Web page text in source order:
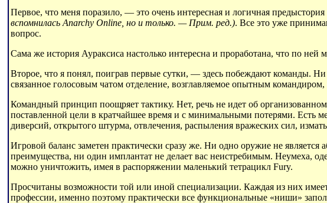
Первое, что меня поразило, — это очень интересная и логичная
вспомнилась Anarchy Online, но и только. — Прим. ред.). Все это уже
вопрос.
Сама же история Аураксиса настолько интересна и проработана, что по
Второе, что я понял, поиграв первые сутки, — здесь побеждают команды.
связанное голосовым чатом отделение, возглавляемое опытным командиром,
Командный принцип поощряет тактику. Нет, речь не идет об
поставленной цели в кратчайшее время и с минимальными потерями. Есть
диверсий, открытого штурма, отвлечения, распыления вражеских сил,
Игровой баланс заметен практически сразу же. Ни одно оружие не
преимущества, ни один имплантат не делает вас неистребимым. Неумеха,
можно уничтожить, имея в распоряжении маленький тетрацикл Fury.
Просчитаны возможности той или иной специализации. Каждая из них
профессии, именно поэтому практически все функциональные «ниши»